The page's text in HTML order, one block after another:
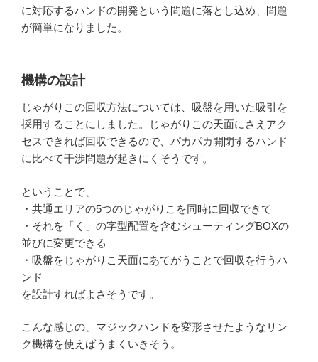
に対応するハンドの開発という問題に落とし込め、問題
が簡単になりました。
機構の設計
じゃがりこの回収方法については、吸盤を用いた吸引を
採用することにしました。じゃがりこの天面にさえアク
セスできれば回収できるので、パカパカ開閉するハンド
に比べて干渉問題が起きにくそうです。
ということで、
・共通エリアの5つのじゃがりこを同時に回収できて
・それを「く」の字型配置を含むシューティングBOXの
並びに変更できる
・吸盤をじゃがりこ天面にあてがうことで回収を行うハ
ンド
を設計すればよさそうです。
こんな感じの、マジックハンドを変形させたようなリン
ク機構を使えばうまくいきそう。